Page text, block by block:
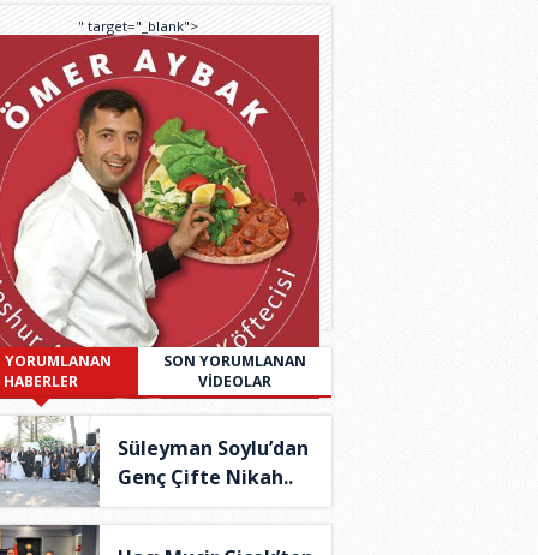
" target="_blank">
YORUMLANAN
HABERLER
SON YORUMLANAN
VİDEOLAR
Süleyman Soylu’dan
Genç Çifte Nikah..